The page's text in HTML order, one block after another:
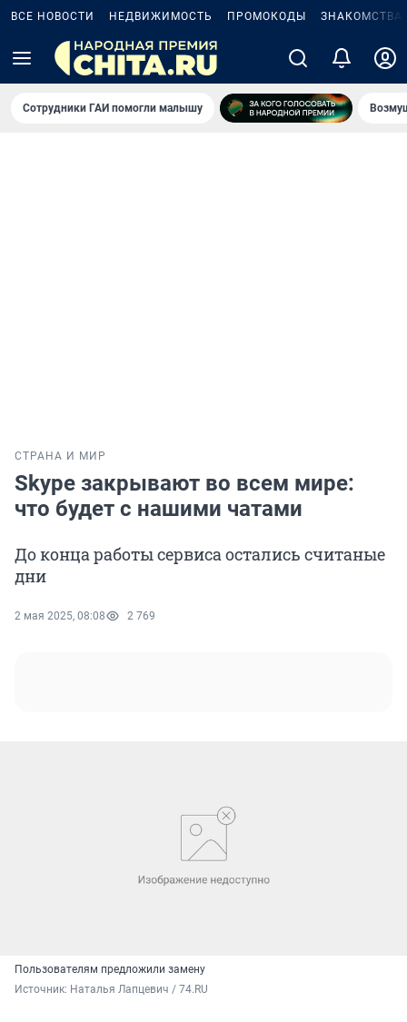
ВСЕ НОВОСТИ НЕДВИЖИМОСТЬ ПРОМОКОДЫ ЗНАКОМСТВА
Сотрудники ГАИ помогли малышу
СТРАНА И МИР
Skype закрывают во всем мире:
что будет с нашими чатами
До конца работы сервиса остались считаные
дни
2 мая 2025, 08:08 2 769
Пользователям предложили замену
Источник: Наталья Лапцевич / 74.RU